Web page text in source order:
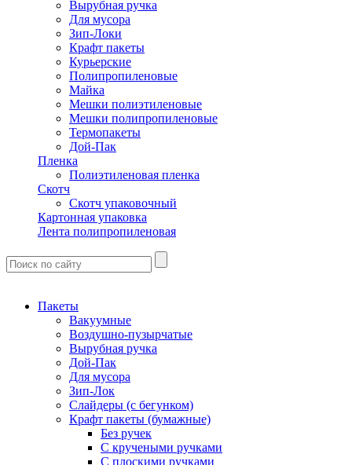
Вырубная ручка
Для мусора
Зип-Локи
Крафт пакеты
Курьерские
Полипропиленовые
Майка
Мешки полиэтиленовые
Мешки полипропиленовые
Термопакеты
Дой-Пак
Пленка
Полиэтиленовая пленка
Скотч
Скотч упаковочный
Картонная упаковка
Лента полипропиленовая
Пакеты
Вакуумные
Воздушно-пузырчатые
Вырубная ручка
Дой-Пак
Для мусора
Зип-Лок
Слайдеры (с бегунком)
Крафт пакеты (бумажные)
Без ручек
С кручеными ручками
С плоскими ручками